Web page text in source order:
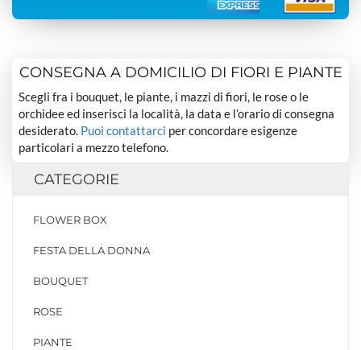
CONSEGNA A DOMICILIO DI FIORI E PIANTE
Scegli fra i bouquet, le piante, i mazzi di fiori, le rose o le
orchidee ed inserisci la località, la data e l’orario di consegna
desiderato. Puoi contattarci per concordare esigenze
particolari a mezzo telefono.
CATEGORIE
FLOWER BOX
FESTA DELLA DONNA
BOUQUET
ROSE
PIANTE